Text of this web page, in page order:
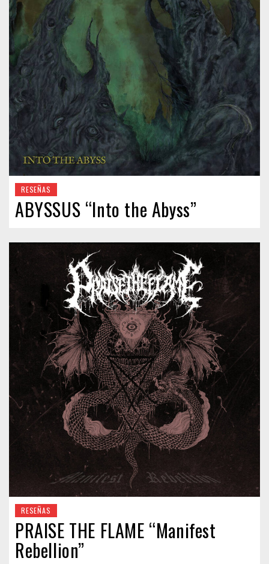
RESEÑAS
ABYSSUS “Into the Abyss”
RESEÑAS
PRAISE THE FLAME “Manifest
Rebellion”